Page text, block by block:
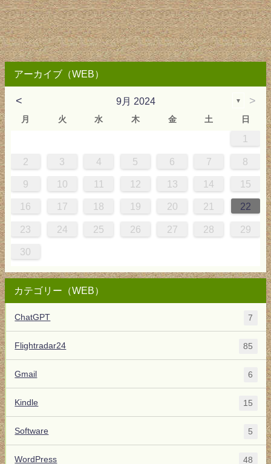
アーカイブ（WEB）
< 9月 2024 ▼ >
月 火 水 木 金 土 日
1
2 3 4 5 6 7 8
9 10 11 12 13 14 15
16 17 18 19 20 21 22
23 24 25 26 27 28 29
30
カテゴリー（WEB）
ChatGPT 7
Flightradar24 85
Gmail 6
Kindle 15
Software 5
WordPress 48